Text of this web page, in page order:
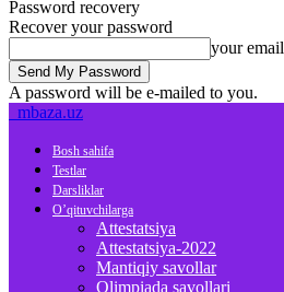
Password recovery
Recover your password
your email
A password will be e-mailed to you.
mbaza.uz
Bosh sahifa
Testlar
Darsliklar
O’qituvchilarga
Attestatsiya
Attestatsiya-2022
Mantiqiy savollar
Olimpiada savollari